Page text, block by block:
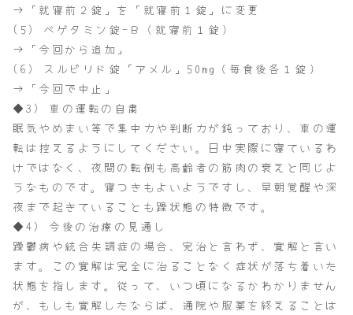
→「就寝前２錠」を「就寝前１錠」に変更
(5) ベゲタミン錠-Ｂ（就寝前１錠）
→「今回から追加」
(6) スルピリド錠「アメル」50mg（毎食後各１錠）
→「今回で中止」
◆3) 車の運転の自粛
眠気やめまい等で集中力や判断力が鈍っており、車の運
転は控えるようにしてください。日中実際に寝ているわ
けではなく、夜間の転倒も高齢者の筋肉の衰えと同じよ
うなものです。寝つきもよいようですし、早朝覚醒や深
夜まで起きていることも躁状態の特徴です。
◆4) 今後の治療の見通し
躁鬱病や統合失調症の場合、完治と言わず、寛解と言い
ます。この寛解は完全に治ることなく症状が落ち着いた
状態を指します。従って、いつ頃になるかわかりません
が、もしも寛解したならば、通院や服薬を終えることは